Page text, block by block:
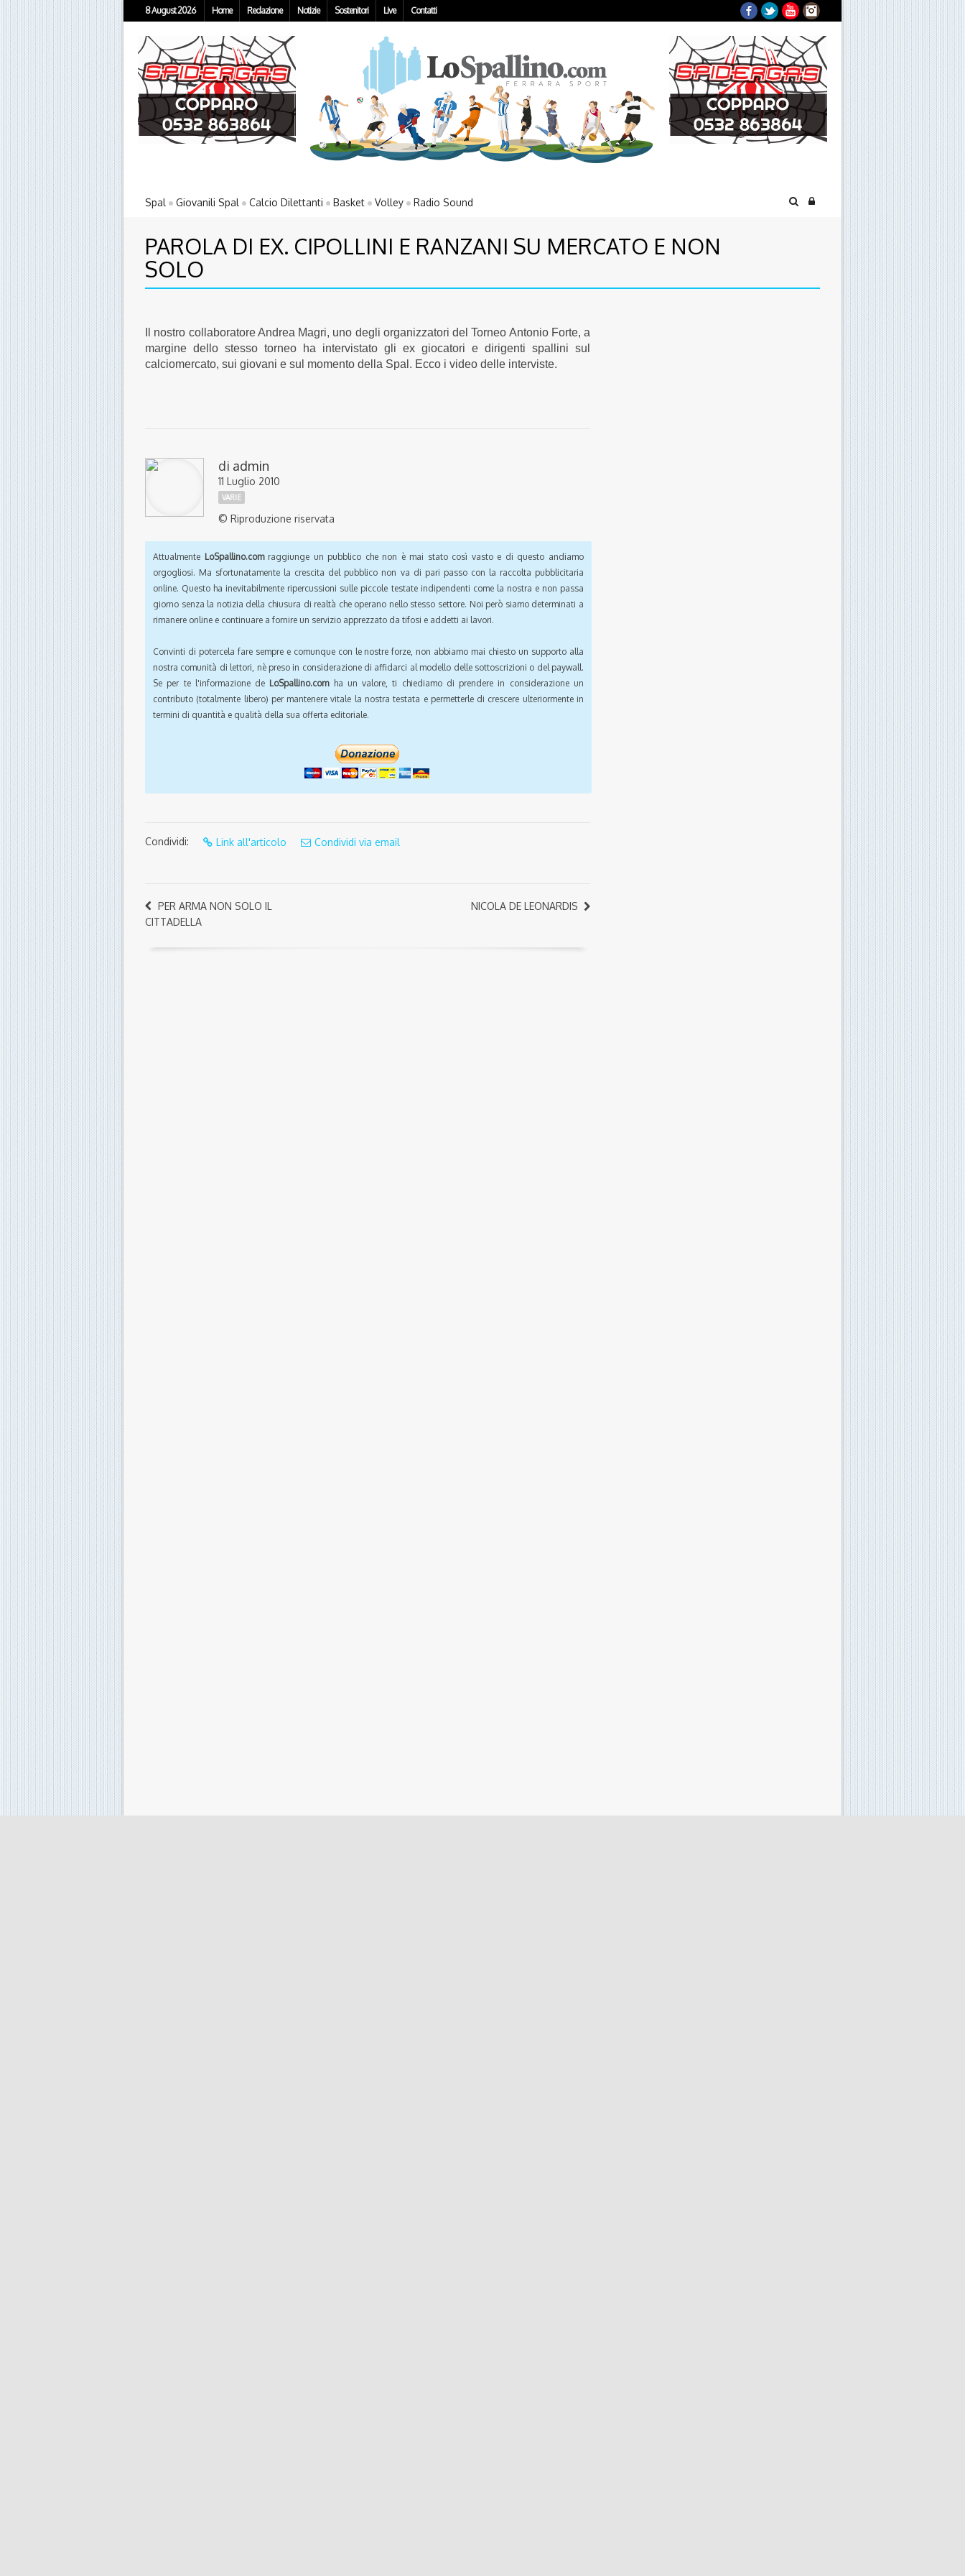
8 August 2026 Home Redazione Notizie Sostenitori Live Contatti Facebook
TwitterYouTubeInstagram
Spal Giovanili Spal Calcio Dilettanti Basket Volley Radio Sound
PAROLA DI EX. CIPOLLINI E RANZANI SU MERCATO E NON
SOLO
Il nostro collaboratore Andrea Magri, uno degli organizzatori del Torneo Antonio Forte, a
margine dello stesso torneo ha intervistato gli ex giocatori e dirigenti spallini sul
calciomercato, sui giovani e sul momento della Spal. Ecco i video delle interviste.
di admin
11 Luglio 2010
VARIE
© Riproduzione riservata
Attualmente LoSpallino.comraggiunge un pubblico che non è mai stato così vasto e di questo andiamo
orgogliosi. Ma sfortunatamente la crescita del pubblico non va di pari passo con la raccolta pubblicitaria
online. Questo ha inevitabilmente ripercussioni sulle piccole testate indipendenti come la nostra e non passa
giorno senza la notizia della chiusura di realtà che operano nello stesso settore. Noi però siamo determinati a
rimanere online e continuare a fornire un servizio apprezzato da tifosi e addetti ai lavori.
Convinti di potercela fare sempre e comunque con le nostre forze, non abbiamo mai chiesto un supporto alla
nostra comunità di lettori, nè preso in considerazione di affidarci al modello delle sottoscrizioni o del paywall.
Se per te l'informazione de LoSpallino.comha un valore, ti chiediamo di prendere in considerazione un
contributo (totalmente libero) per mantenere vitale la nostra testata e permetterle di crescere ulteriormente in
termini di quantità e qualità della sua offerta editoriale.
Condividi: Link all'articolo Condividi via email
PER ARMA NON SOLO IL
CITTADELLA
NICOLA DE LEONARDIS